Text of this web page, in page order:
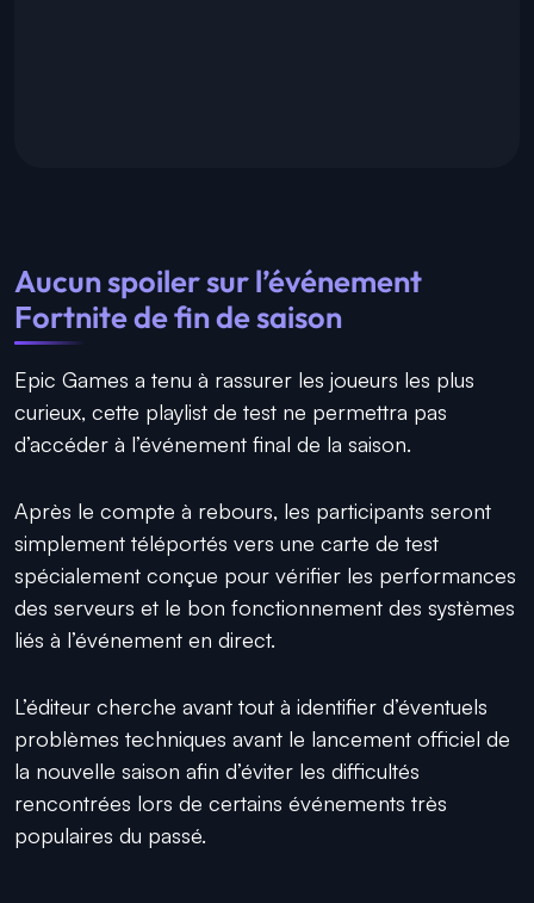
Aucun spoiler sur l’événement
Fortnite de fin de saison
Epic Games a tenu à rassurer les joueurs les plus
curieux, cette playlist de test ne permettra pas
d’accéder à l’événement final de la saison.
Après le compte à rebours, les participants seront
simplement téléportés vers une carte de test
spécialement conçue pour vérifier les performances
des serveurs et le bon fonctionnement des systèmes
liés à l’événement en direct.
L’éditeur cherche avant tout à identifier d’éventuels
problèmes techniques avant le lancement officiel de
la nouvelle saison afin d’éviter les difficultés
rencontrées lors de certains événements très
populaires du passé.